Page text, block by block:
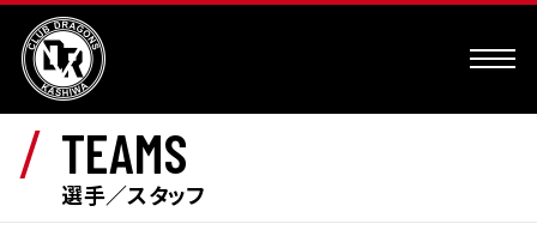
TEAMS
選手／スタッフ